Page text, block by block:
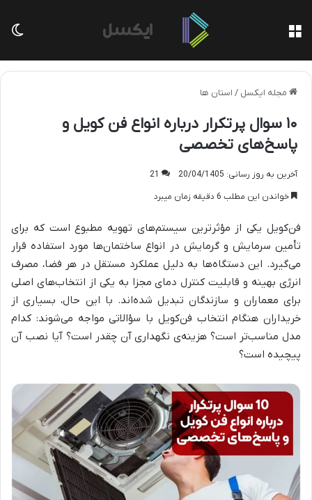
مجله ایکسل / استان ها
۱۰ سوال پرتکرار درباره انواع فن کویل و
پاسخ‌های تخصصی
آخرین به روز رسانی: 20/04/1405
21
خواندن این مطلب 6 دقیقه زمان میبرد
فن‌کویل یکی از مؤثرترین سیستم‌های تهویه مطبوع است که برای
تأمین سرمایش و گرمایش در انواع ساختمان‌ها مورد استفاده قرار
می‌گیرد. این دستگاه‌ها به دلیل عملکرد مستقل در هر فضا، مصرف
انرژی بهینه و قابلیت کنترل دمای مجزا به یکی از انتخاب‌های اصلی
برای معماران و سازندگان تبدیل شده‌اند. با این حال، بسیاری از
خریداران هنگام انتخاب فن‌کویل با سؤالاتی مواجه می‌شوند: کدام
مدل مناسب‌تر است؟ هزینه‌ی نگهداری آن چقدر است؟ آیا نصب آن
پیچیده است؟